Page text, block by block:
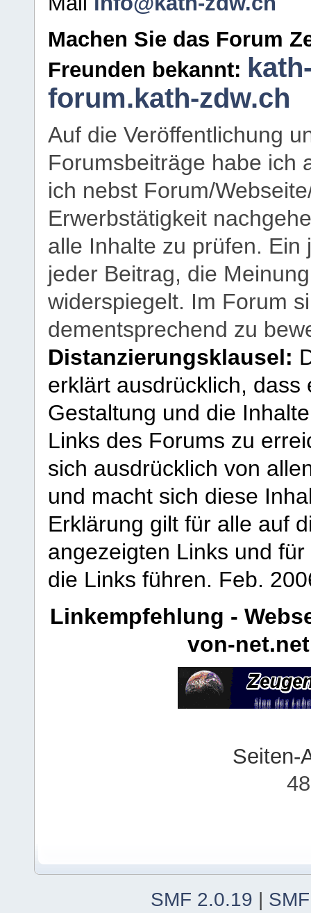
Machen Sie das Forum
Freunden bekannt:
forum.kath-zdw.ch
Auf die Veröffentlichung
Forumsbeiträge habe ich
ich nebst Forum/
Erwerbstätigkeit
alle Inhalte zu prüfen.
jeder Beitrag, die
widerspiegelt. Im Forum
dementsprechend zu
Distanzierungsklausel:
erklärt ausdrücklich,
Gestaltung und die
Links des Forums zu
sich ausdrücklich von
und macht sich diese
Erklärung gilt für alle auf
angezeigten Links und
die Links führen. Feb.
Linkempfehlung -
von-net.net
Seiten-
SMF 2.0.19 |